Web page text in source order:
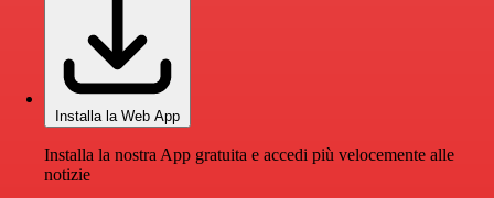
Installa la Web App
Installa la nostra App gratuita e accedi più velocemente alle
notizie